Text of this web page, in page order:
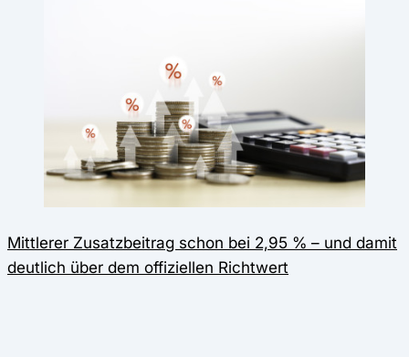
Mittlerer Zusatzbeitrag schon bei 2,95 % – und damit
deutlich über dem offiziellen Richtwert